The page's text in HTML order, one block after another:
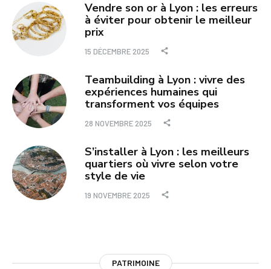
Vendre son or à Lyon : les erreurs
à éviter pour obtenir le meilleur
prix
15 DÉCEMBRE 2025
Teambuilding à Lyon : vivre des
expériences humaines qui
transforment vos équipes
28 NOVEMBRE 2025
S’installer à Lyon : les meilleurs
quartiers où vivre selon votre
style de vie
19 NOVEMBRE 2025
PATRIMOINE